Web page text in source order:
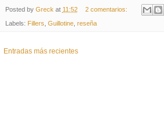
Posted by Greck at 11:52 2 comentarios:
Labels: Fillers Guillotine, reseña
Entradas más recientes